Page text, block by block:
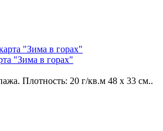
"Зима в горах"
Плотность: 20 г/кв.м 48 х 33 см..